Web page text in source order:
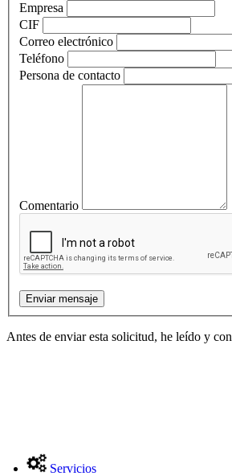
Empresa
CIF
Correo electrónico
Teléfono
Persona de contacto
Comentario
Antes de enviar esta solicitud, he leído y
Servicios